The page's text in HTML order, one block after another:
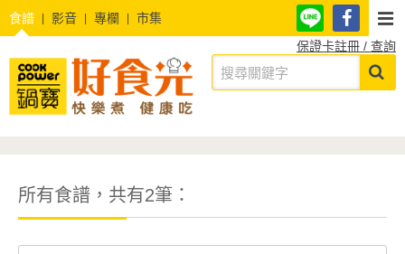
食譜 影音 專欄
市集
保證卡註冊 / 查詢
所有食譜，共有2筆：